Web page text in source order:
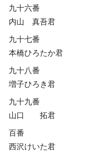
九十六番
内山 真吾君
九十七番
本橋ひろたか君
九十八番
増子ひろき君
九十九番
山口 拓君
百番
西沢けいた君